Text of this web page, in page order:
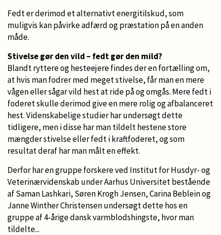
Fedt er derimod et alternativt energitilskud, som
muligvis kan påvirke adfærd og præstation på en anden
måde.
Stivelse gør den vild – fedt gør den mild?
Blandt ryttere og hesteejere findes der en fortælling om,
at hvis man fodrer med meget stivelse, får man en mere
vågen eller sågar vild hest at ride på og omgås. Mere fedt i
foderet skulle derimod give en mere rolig og afbalanceret
hest. Videnskabelige studier har undersøgt dette
tidligere, men i disse har man tildelt hestene store
mængder stivelse eller fedt i kraftfoderet, og som
resultat deraf har man målt en effekt.
Derfor har en gruppe forskere ved Institut for Husdyr- og
Veterinærvidenskab under Aarhus Universitet bestående
af Saman Lashkari, Søren Krogh Jensen, Carina Beblein og
Janne Winther Christensen undersøgt dette hos en
gruppe af 4-årige dansk varmblodshingste, hvor man
tildelte...